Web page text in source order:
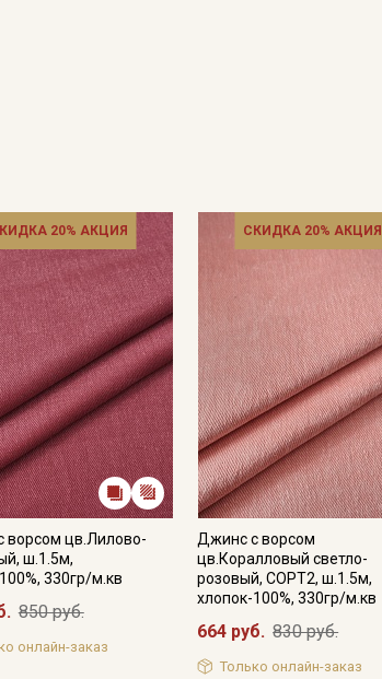
20% АКЦИЯ
ворсом цв.Лилово-
ш.1.5м,
330гр/м.кв
850 руб.
онлайн-заказ
СКИДКА 20% АКЦИЯ
Джинс с ворсом
цв.Коралловый светло-
розовый, СОРТ2, ш.1.5м,
хлопок-100%, 330гр/м.кв
664 руб. 830 руб.
Только онлайн-заказ
рассылка от
Купава
здесь дополнительные
до 30% на узкие
тканей
Подписаться
обработки персональных
на обработку персональных